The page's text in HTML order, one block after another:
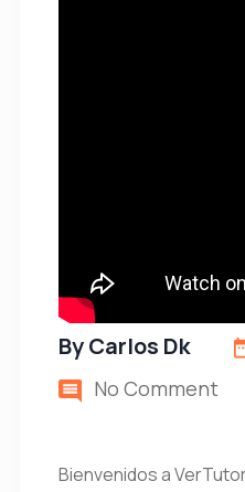
ByCarlos Dk
No Comment
Bienvenidos a